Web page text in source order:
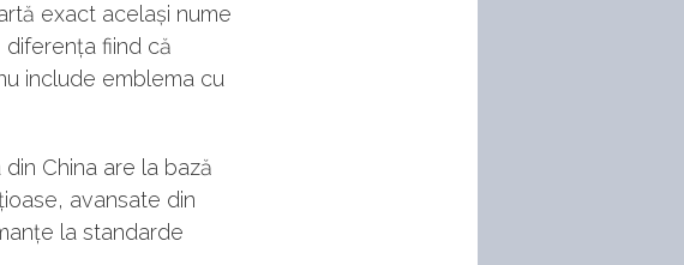
exact același nume
fiind că
include emblema cu
China are la bază
avansate din
la standarde